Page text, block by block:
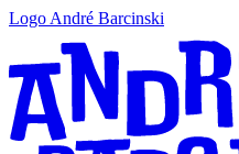
Logo André Barcinski